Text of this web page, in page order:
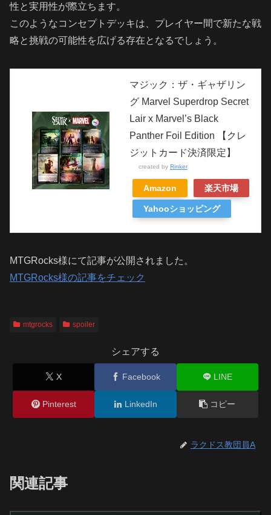
性と実用性が際立ちます。
このようなコンセプトデッキは、プレイヤー間で新たな戦
略と挑戦の可能性を広げる存在となるでしょう。
マジック：ザ・ギャザリン
グ Marvel Superdrop Secret
Lair x Marvel’s Black
Panther Foil Edition 【クレ
ジットカード決済限定】
created by Rinker
Amazon 楽天市場
Yahooショッピング
MTGRocks様にて記事が公開されました。
MTGRocks様の記事をチェック
mtgrocks spoiler
シェアする
X Facebook LINE
Pinterest LinkedIn コピー
ラクドス教団員A
関連記事